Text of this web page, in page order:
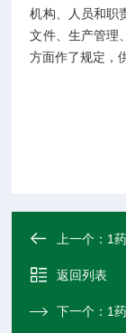
机构、人员和职
文件、生产管理
方面作了规定，
上一个： 1
返回列表
下一个： 1